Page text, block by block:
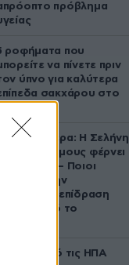
πρόβλημα
ροφήματα που
να πίνετε πριν
ύπνο για καλύτερα
σακχάρου στο
Ζώδια σήμερα: Η Σελήνη
στους Διδύμους φέρνει
ανατροπές – Ποιοι
δέχονται την
ευεργετική επίδραση
του Δία από το
Ζευγάρι από τις ΗΠΑ